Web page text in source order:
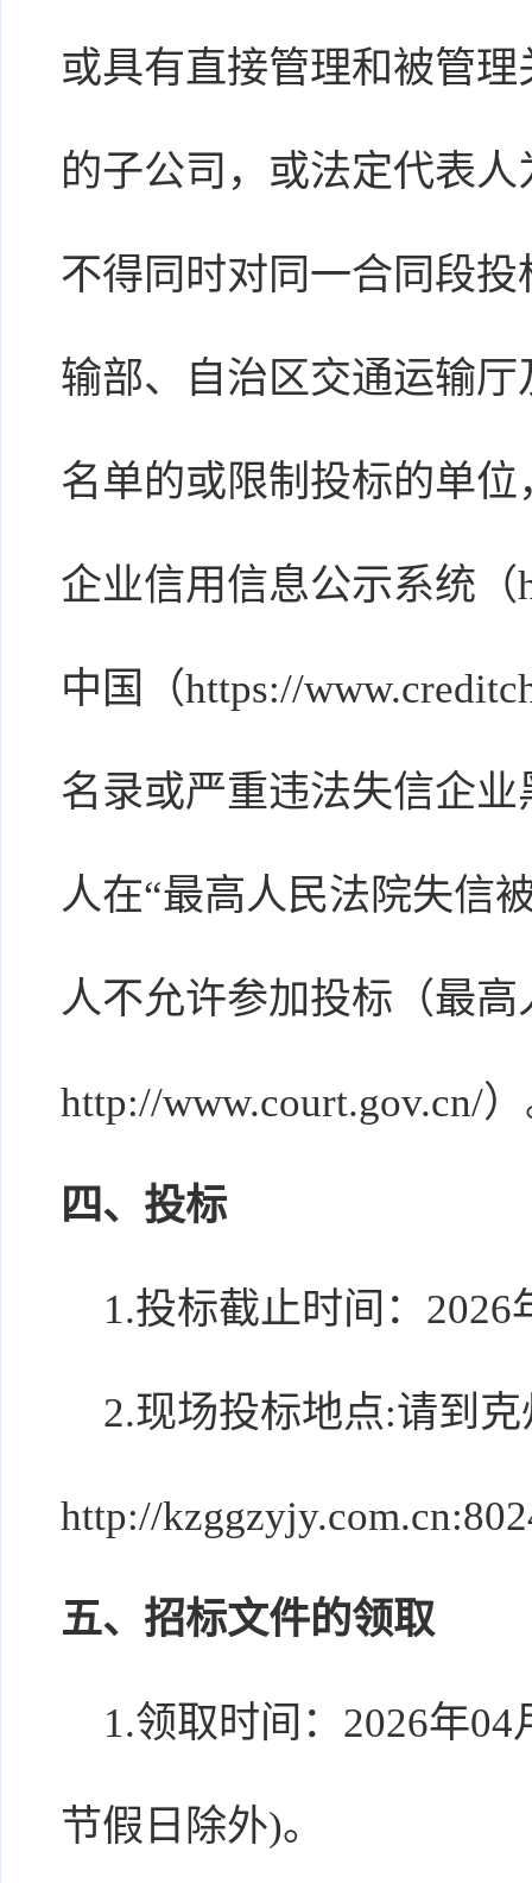
或具有直接管理和被管
的子公司，或法定代表
不得同时对同一合同段
输部、自治区交通运输
名单的或限制投标的单
企业信用信息公示系统（
中国（https://
名录或严重违法失信企
人在“最高人民法院失信
人不允许参加投标（最
http://www.court.gov.cn/
四、投标
1.投标截止时间：2026
2.现场投标地点:请到克
http://
五、招标文件的领取
1.领取时间：2026年04
节假日除外)。